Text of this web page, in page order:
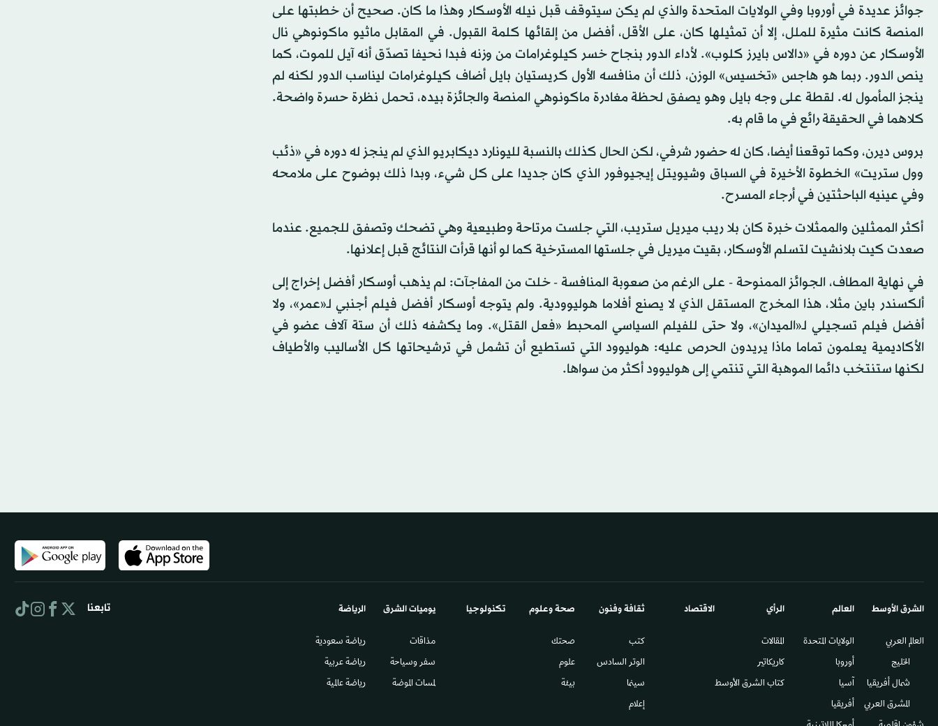
جوائز عديدة في أوروبا وفي الولايات المتحدة والذي لم يكن سيتوقف قبل نيله الأوسكار وهذا ما كان. صحيح أن خطبتها على
المنصة كانت مثيرة للملل، إلا أن تمثيلها كان، على الأقل، أفضل من إلقائها كلمة القبول. في المقابل ماثيو ماكونوهي نال
الأوسكار عن دوره في «دالاس بايرز كلوب». لأداء الدور بنجاح خسر كيلوغرامات من وزنه فبدا نحيفا تصدّق أنه آيل للموت، كما
ينص الدور. ربما هو هاجس «تخسيس» الوزن، ذلك أن منافسه الأول كريستيان بايل أضاف كيلوغرامات ليناسب الدور لكنه لم
ينجز المأمول له. لقطة على وجه بايل وهو يصفق لحظة مغادرة ماكونوهي المنصة والجائزة بيده، تحمل نظرة حسرة واضحة.
كلاهما في الحقيقة رائع في ما قام به.
بروس ديرن، وكما توقعنا أيضا، كان له حضور شرفي، لكن الحال كذلك بالنسبة لليونارد ديكابريو الذي لم ينجز له دوره في «ذئب
وول ستريت» الخطوة الأخيرة في السباق وشيويتل إيجيوفور الذي كان جديدا على كل شيء، وبدا ذلك بوضوح على ملامحه
وفي عينيه الباحثتين في أرجاء المسرح.
أكثر الممثلين والممثلات خبرة كان بلا ريب ميريل ستريب، التي جلست مرتاحة وطبيعية وهي تضحك وتصفق للجميع. عندما
صعدت كيت بلانشيت لتسلم الأوسكار، بقيت ميريل في جلستها المسترخية كما لو أنها قرأت النتائج قبل إعلانها.
في نهاية المطاف، الجوائز الممنوحة - على الرغم من صعوبة المنافسة - خلت من المفاجآت: لم يذهب أوسكار أفضل إخراج إلى
ألكسندر باين مثلا، هذا المخرج المستقل الذي لا يصنع أفلاما هوليوودية. ولم يتوجه أوسكار أفضل فيلم أجنبي لـ«عمر»، ولا
أفضل فيلم تسجيلي لـ«الميدان»، ولا حتى للفيلم السياسي المحبط «فعل القتل». وما يكشفه ذلك أن ستة آلاف عضو في
الأكاديمية يعلمون تماما ماذا يريدون الحرص عليه: هوليوود التي تستطيع أن تشمل في ترشيحاتها كل الأساليب والأطياف
لكنها ستنتخب دائما الموهبة التي تنتمي إلى هوليوود أكثر من سواها.
الشرق الأوسط​
العالم العربي
الخليج
شمال أفريقيا
المشرق العربي
العالم
الولايات المتحدة
أوروبا
آسيا
أفريقيا
الرأي
المقالات
كاريكاتير
كتاب الشرق الأوسط
الاقتصاد ثقافة وفنون
كتب
الوتر السادس​
سينما
إعلام
صحة وعلوم
صحتك
علوم
بيئة
تكنولوجيا يوميات الشرق​
مذاقات
سفر وسياحة
لمسات الموضة
الرياضة
رياضة سعودية
رياضة عربية
رياضة عالمية
تابعنا